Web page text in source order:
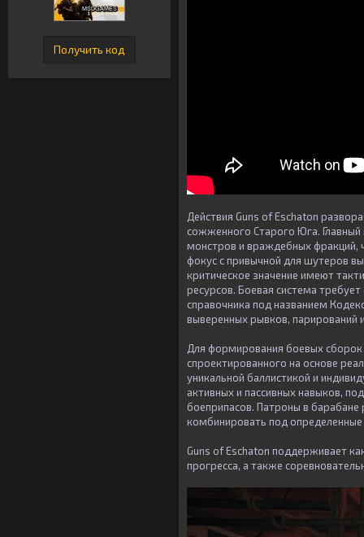
Действия Guns of Eschaton
сожженного Старого Юга.
монстров и враждебных фракций,
фокус с привычной для шутеров
критическое значение имеют
ресурсов. Боевая система
справочника под названием
выверенных рывков, парирований
Для формирования боевых
спроектированного на основе
уникальной баллистикой и
активных и пассивных навыков,
боеприпасов. Патроны в
комбинировать под определенные
Guns of Eschaton поддерживает
прогресса, а также